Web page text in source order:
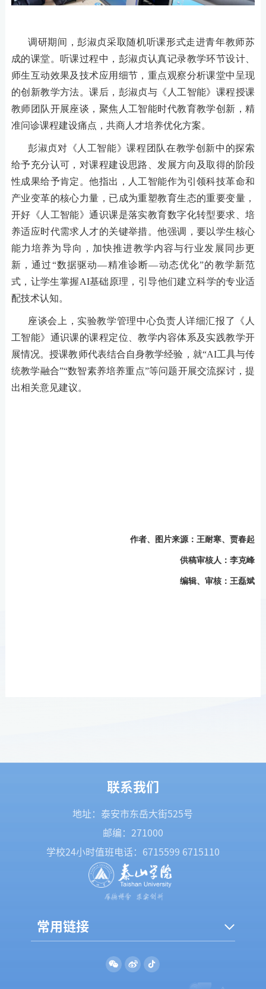
调研期间，彭淑贞采取随机听课形式走进青年教师苏
成的课堂。听课过程中，彭淑贞认真记录教学环节设计、
师生互动效果及技术应用细节，重点观察分析课堂中呈现
的创新教学方法。课后，彭淑贞与《人工智能》课程授课
教师团队开展座谈，聚焦人工智能时代教育教学创新，精
准问诊课程建设痛点，共商人才培养优化方案。
彭淑贞对《人工智能》课程团队在教学创新中的探索
给予充分认可，对课程建设思路、发展方向及取得的阶段
性成果给予肯定。他指出，人工智能作为引领科技革命和
产业变革的核心力量，已成为重塑教育生态的重要变量，
开好《人工智能》通识课是落实教育数字化转型要求、培
养适应时代需求人才的关键举措。他强调，要以学生核心
能力培养为导向，加快推进教学内容与行业发展同步更
新，通过“数据驱动—精准诊断—动态优化”的教学新范
式，让学生掌握AI基础原理，引导他们建立科学的专业适
配技术认知。
座谈会上，实验教学管理中心负责人详细汇报了《人
工智能》通识课的课程定位、教学内容体系及实践教学开
展情况。授课教师代表结合自身教学经验，就“AI工具与传
统教学融合”“数智素养培养重点”等问题开展交流探讨，提
出相关意见建议。
作者、 图片来源 ：王耐寒、贾春起
供稿审核人：李克峰
编辑、审核：王磊斌
联系我们
地址：泰安市东岳大街525号
邮编：271000
学校24小时值班电话： 6715599 6715110
常用链接